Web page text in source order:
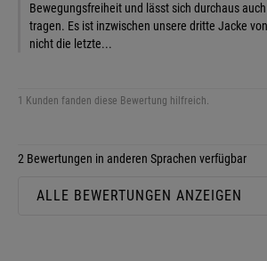
Bewegungsfreiheit und lässt sich durchaus
tragen. Es ist inzwischen unsere dritte Jacke
nicht die letzte...
1 Kunden fanden diese Bewertung hilfreich.
2 Bewertungen in anderen Sprachen verfügbar
ALLE BEWERTUNGEN ANZEIGEN